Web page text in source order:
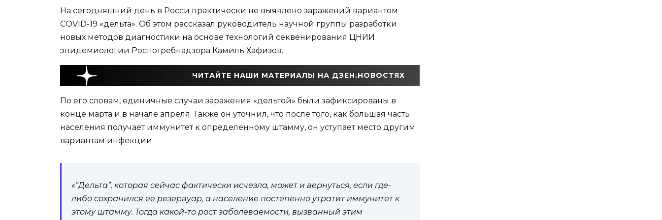
На сегодняшний день в Росси практически не выявлено заражений вариантом
СOVID-19 «дельта». Об этом рассказал руководитель научной группы разработки
новых методов диагностики на основе технологий секвенирования ЦНИИ
эпидемиологии Роспотребнадзора Камиль Хафизов.
ЧИТАЙТЕ НАШИ МАТЕРИАЛЫ НА ДЗЕН.НОВОСТЯХ
По его словам, единичные случаи заражения «дельтой» были зафиксированы в
конце марта и в начале апреля. Также он уточнил, что после того, как большая часть
населения получает иммунитет к определенному штамму, он уступает место другим
вариантам инфекции.
«“Дельта”, которая сейчас фактически исчезла, может и вернуться, если где-
либо сохранился ее резервуар, а население постепенно утратит иммунитет к
этому штамму. Тогда какой-то рост заболеваемости, вызванный этим